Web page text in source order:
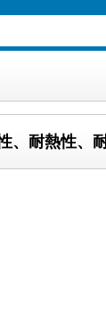
、耐熱性、